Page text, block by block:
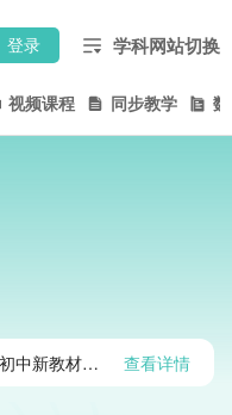
视频课程 同步教学
登录 学科网站切换
【培训】2026年春季苏科版初中新教材网络培训 查看详情